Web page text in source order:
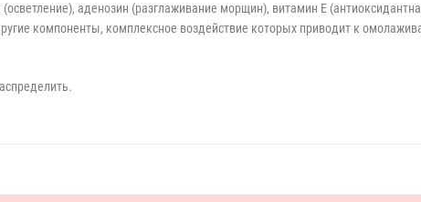
аденозин (разглаживание морщин), витамин E
компоненты, комплексное воздействие которых приводит к